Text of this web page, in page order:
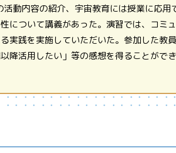
活動内容の紹介、宇宙教育には授業に応
について講義があった。演習では、コミ
実践を実施していただいた。参加した
降活用したい」等の感想を得ることがで